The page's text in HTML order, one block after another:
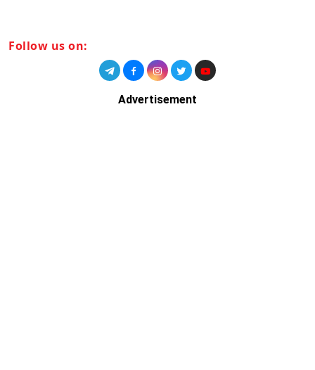
Follow us on:
Advertisement